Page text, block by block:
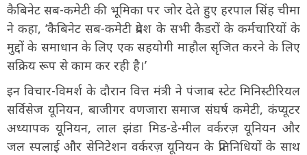
कैबिनेट सब-कमेटी की भूमिका पर जोर देते हुए हरपाल सिंह चीमा
ने कहा, ‘कैबिनेट सब-कमेटी प्रदेश के सभी कैडरों के कर्मचारियों के
मुद्दों के समाधान के लिए एक सहयोगी माहौल सृजित करने के लिए
सक्रिय रूप से काम कर रही है।’
इन विचार-विमर्श के दौरान वित्त मंत्री ने पंजाब स्टेट मिनिस्टीरियल
सर्विसेज यूनियन, बाजीगर वणजारा समाज संघर्ष कमेटी, कंप्यूटर
अध्यापक यूनियन, लाल झंडा मिड-डे-मील वर्करज़ यूनियन और
जल स्पलाई और सेनिटेशन वर्करज़ यूनियन के प्रतिनिधियों के साथ